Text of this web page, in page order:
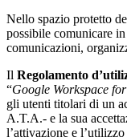
Nello spazio protetto
possibile comunicare
comunicazioni,
Il Regolamento
“Google Workspace
gli utenti titolari di un
A.T.A.- e la sua
l’attivazione e